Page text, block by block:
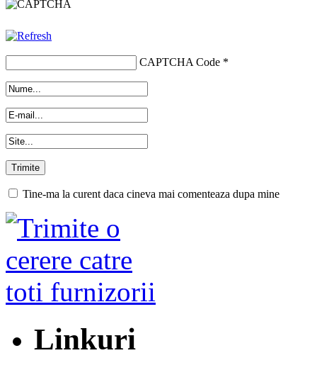
CAPTCHA Code *
Tine-ma la curent daca cineva mai comenteaza dupa mine
Linkuri